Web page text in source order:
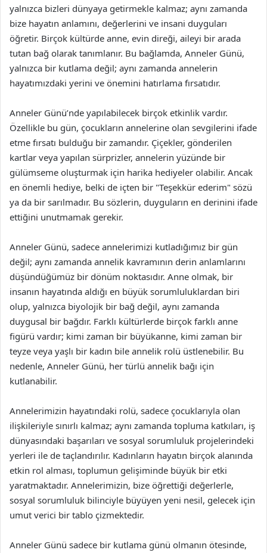
yalnızca bizleri dünyaya getirmekle kalmaz; aynı zamanda
bize hayatın anlamını, değerlerini ve insani duyguları
öğretir. Birçok kültürde anne, evin direği, aileyi bir arada
tutan bağ olarak tanımlanır. Bu bağlamda, Anneler Günü,
yalnızca bir kutlama değil; aynı zamanda annelerin
hayatımızdaki yerini ve önemini hatırlama fırsatıdır.
Anneler Günü’nde yapılabilecek birçok etkinlik vardır.
Özellikle bu gün, çocukların annelerine olan sevgilerini ifade
etme fırsatı bulduğu bir zamandır. Çiçekler, gönderilen
kartlar veya yapılan sürprizler, annelerin yüzünde bir
gülümseme oluşturmak için harika hediyeler olabilir. Ancak
en önemli hediye, belki de içten bir "Teşekkür ederim" sözü
ya da bir sarılmadır. Bu sözlerin, duyguların en derinini ifade
ettiğini unutmamak gerekir.
Anneler Günü, sadece annelerimizi kutladığımız bir gün
değil; aynı zamanda annelik kavramının derin anlamlarını
düşündüğümüz bir dönüm noktasıdır. Anne olmak, bir
insanın hayatında aldığı en büyük sorumluluklardan biri
olup, yalnızca biyolojik bir bağ değil, aynı zamanda
duygusal bir bağdır. Farklı kültürlerde birçok farklı anne
figürü vardır; kimi zaman bir büyükanne, kimi zaman bir
teyze veya yaşlı bir kadın bile annelik rolü üstlenebilir. Bu
nedenle, Anneler Günü, her türlü annelik bağı için
kutlanabilir.
Annelerimizin hayatındaki rolü, sadece çocuklarıyla olan
ilişkileriyle sınırlı kalmaz; aynı zamanda topluma katkıları, iş
dünyasındaki başarıları ve sosyal sorumluluk projelerindeki
yerleri ile de taçlandırılır. Kadınların hayatın birçok alanında
etkin rol alması, toplumun gelişiminde büyük bir etki
yaratmaktadır. Annelerimizin, bize öğrettiği değerlerle,
sosyal sorumluluk bilinciyle büyüyen yeni nesil, gelecek için
umut verici bir tablo çizmektedir.
Anneler Günü sadece bir kutlama günü olmanın ötesinde,